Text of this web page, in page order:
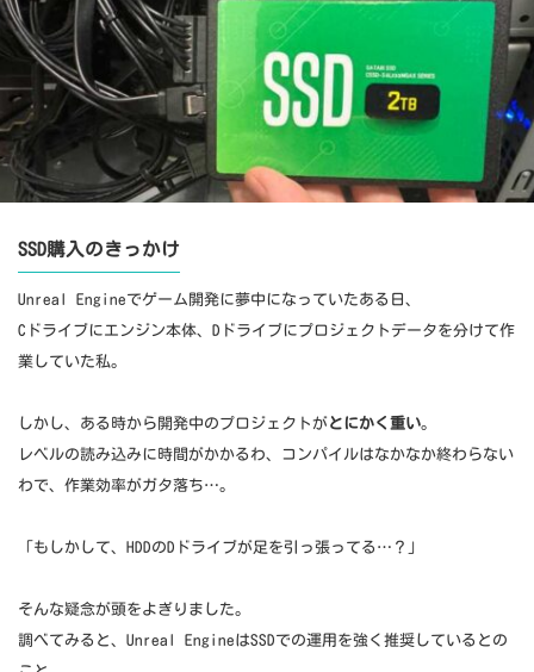
SSD購入のきっかけ
Unreal Engineでゲーム開発に夢中になっていたある日、
Cドライブにエンジン本体、Dドライブにプロジェクトデータを分けて作
業していた私。
しかし、ある時から開発中のプロジェクトがとにかく重い。
レベルの読み込みに時間がかかるわ、コンパイルはなかなか終わらない
わで、作業効率がガタ落ち…。
「もしかして、HDDのDドライブが足を引っ張ってる…？」
そんな疑念が頭をよぎりました。
調べてみると、Unreal EngineはSSDでの運用を強く推奨しているとの